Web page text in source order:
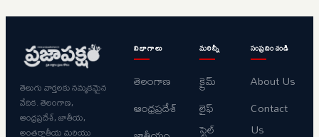
తెలుగు వార్తలకు నమ్మకమైన
వేదిక. తెలంగాణ,
ఆంధ్రప్రదేశ్, జాతీయ,
అంతర్జాతీయ మరియు
విభాగాలు
తెలంగాణ
ఆంధ్రప్రదేశ్
మరిన్నీ
క్రైమ్
లైఫ్
స్టైల్
సంప్రదించండి
About Us
Contact
Us